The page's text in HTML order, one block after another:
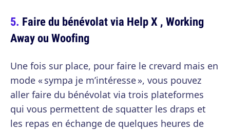
Faire du bénévolat via Help X , Working
Away ou Woofing
Une fois sur place, pour faire le crevard mais en
mode « sympa je m’intéresse », vous pouvez
aller faire du bénévolat via trois plateformes
qui vous permettent de squatter les draps et
les repas en échange de quelques heures de